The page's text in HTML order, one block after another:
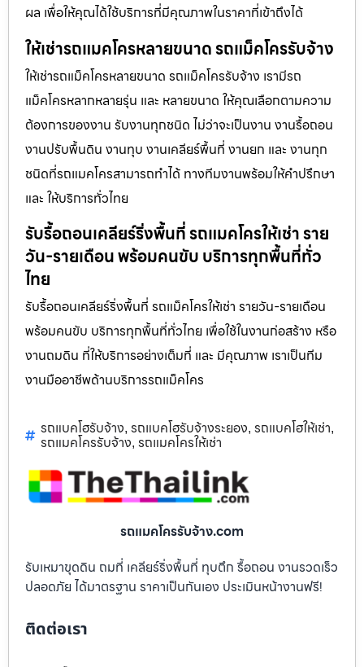
ผล เพื่อให้คุณได้ใช้บริการที่มีคุณภาพในราคาที่เข้าถึงได้
ให้เช่ารถแมคโครหลายขนาด รถแม็คโครรับจ้าง
ให้เช่ารถแม็คโครหลายขนาด รถแม็คโครรับจ้าง เรามีรถ
แม็คโครหลากหลายรุ่น และ หลายขนาด ให้คุณเลือกตามความ
ต้องการของงาน รับงานทุกชนิด ไม่ว่าจะเป็นงาน งานรื้อถอน
งานปรับพื้นดิน งานทุบ งานเคลียร์พื้นที่ งานยก และ งานทุก
ชนิดที่รถแมคโครสามารถทำได้ ทางทีมงานพร้อมให้คำปรึกษา
และ ให้บริการทั่วไทย
รับรื้อถอนเคลียร์ริ่งพื้นที่ รถแมคโครให้เช่า ราย
วัน-รายเดือน พร้อมคนขับ บริการทุกพื้นที่ทั่ว
ไทย
รับรื้อถอนเคลียร์ริ่งพื้นที่ รถแม็คโครให้เช่า รายวัน-รายเดือน
พร้อมคนขับ บริการทุกพื้นที่ทั่วไทย เพื่อใช้ในงานก่อสร้าง หรือ
งานถมดิน ที่ให้บริการอย่างเต็มที่ และ มีคุณภาพ เราเป็นทีม
งานมืออาชีพด้านบริการรถแม็คโคร
รถแบคโฮรับจ้าง, รถแบคโฮรับจ้างระยอง, รถแบคโฮให้เช่า,
รถแมคโครรับจ้าง, รถแมคโครให้เช่า
รถแมคโครรับจ้าง.com
รับเหมาขุดดิน ถมที่ เคลียร์ริ่งพื้นที่ ทุบตึก รื้อถอน งานรวดเร็ว
ปลอดภัย ได้มาตรฐาน ราคาเป็นกันเอง ประเมินหน้างานฟรี!
ติดต่อเรา